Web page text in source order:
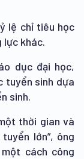
lệ chỉ tiêu học
lực khác.
dục đại học,
tuyển sinh dựa
sinh.
thời gian và
lớn”, ông
cách công